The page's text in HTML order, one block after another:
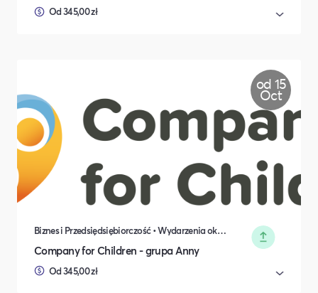
Od 345,00 zł
od 15
Oct
Biznes i Przedsiędsiębiorczość • Wydarzenia okolicznościowe
Company for Children - grupa Anny
Od 345,00 zł